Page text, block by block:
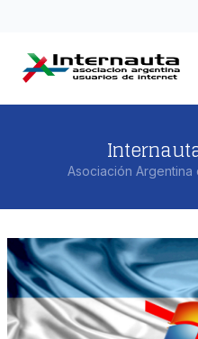
Asociación